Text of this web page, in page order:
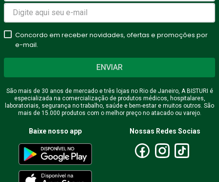
Concordo em receber novidades, ofertas e promoções por
e-mail.
ENVIAR
São mais de 30 anos de mercado e três lojas no Rio de Janeiro, A BISTURI é
especializada na comercialização de produtos médicos, hospitalares,
laboratoriais, segurança no trabalho, saúde e bem-estar e muitos outros. São
mais de 15.000 produtos com o melhor preço no atacado ou varejo.
Baixe nosso app Nossas Redes Socias